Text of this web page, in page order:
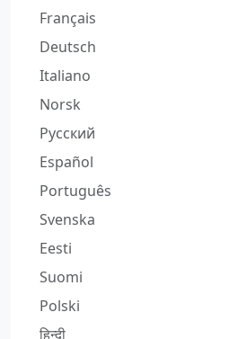
Français
Deutsch
Italiano
Norsk
Русский
Español
Português
Svenska
Eesti
Suomi
Polski
हिन्दी